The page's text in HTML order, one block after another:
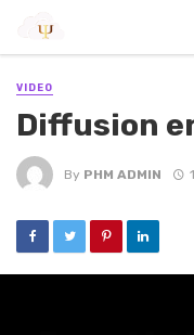
VIDEO
Diffusion
By PHM ADMIN